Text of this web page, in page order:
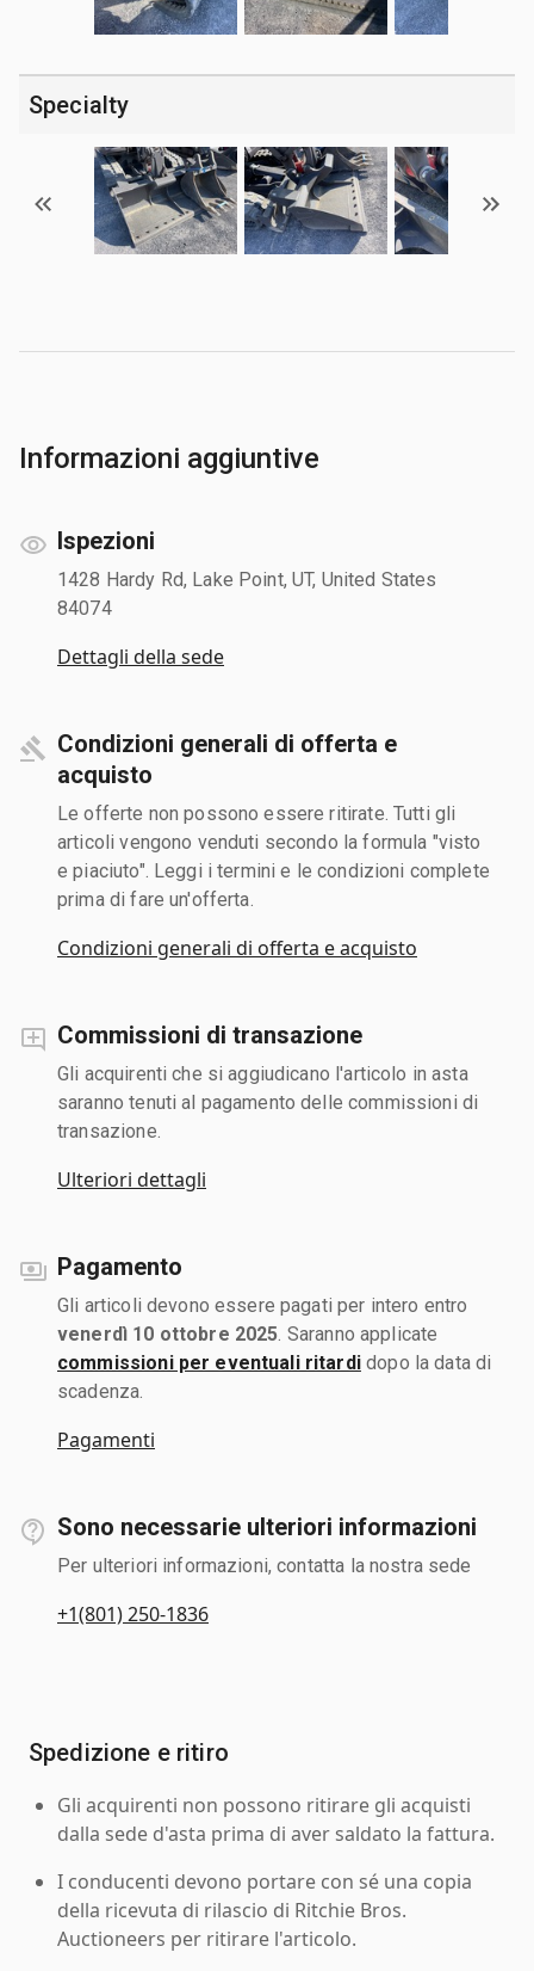
Specialty
Informazioni aggiuntive
Ispezioni
1428 Hardy Rd, Lake Point, UT, United States
84074
Dettagli della sede
Condizioni generali di offerta e
acquisto
Le offerte non possono essere ritirate. Tutti gli
articoli vengono venduti secondo la formula "visto
e piaciuto". Leggi i termini e le condizioni complete
prima di fare un'offerta.
Condizioni generali di offerta e acquisto
Commissioni di transazione
Gli acquirenti che si aggiudicano l'articolo in asta
saranno tenuti al pagamento delle commissioni di
transazione.
Ulteriori dettagli
Pagamento
Gli articoli devono essere pagati per intero entro
venerdì 10 ottobre 2025 . Saranno applicate
commissioni per eventuali ritardidopo la data di
scadenza.
Pagamenti
Sono necessarie ulteriori informazioni
Per ulteriori informazioni, contatta la nostra sede
+1(801) 250-1836
Spedizione e ritiro
Gli acquirenti non possono ritirare gli acquisti
dalla sede d'asta prima di aver saldato la fattura.
I conducenti devono portare con sé una copia
della ricevuta di rilascio di Ritchie Bros.
Auctioneers per ritirare l'articolo.